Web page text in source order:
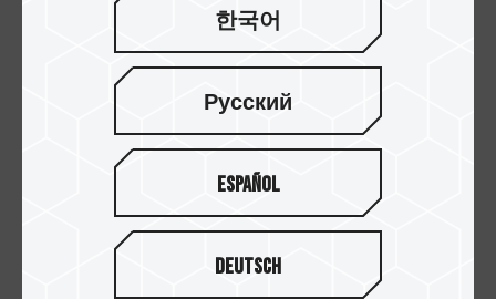
고속 전송 성능
한국어
Русский
Español
Deutsch